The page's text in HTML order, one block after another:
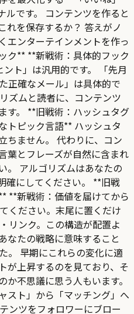
ルです。 コンテンツを作ると
れを保存するか？ 答えがノ
エンターテインメントを作っ
ク** **新戦術：具体的フック
ト」は汎用的です。 「先月
正確なメール」は具体的で
ズムと読者に、コンテンツ
す。 **旧戦術：ハッシュタグ
トピック言語** ハッシュタ
ちません。 代わりに、コン
葉とフレーズが自然に含まれ
。 アルゴリズムはあなたの
確にしてください。 **旧戦
**新戦術：価値を届けてから
ください。末尾に置くだけ
リンク。この構造が配置よ
なたの戦略に意味すること
。 早期にこれらの変化に適
が上昇するのを見ており、そ
不思議に思う人もいます。
スト」から「マッチング」へ
ンツをフォロワーにブロー